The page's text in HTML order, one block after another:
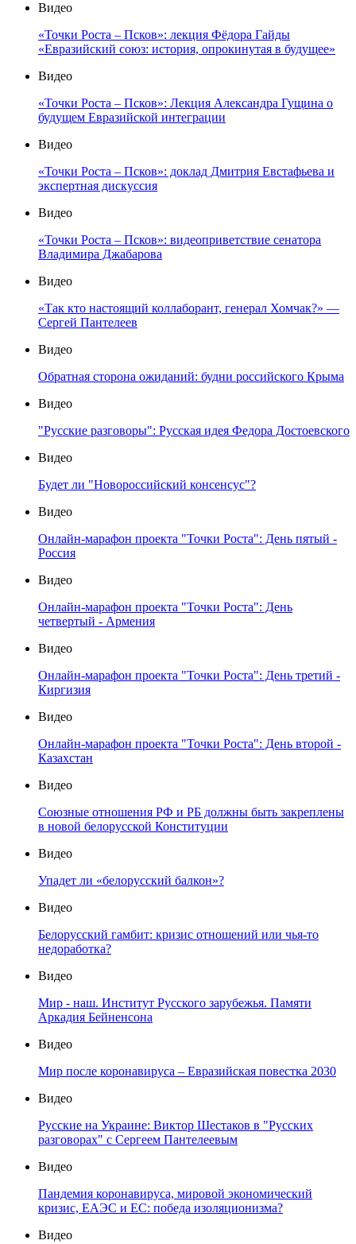
Видео
«Точки Роста – Псков»: лекция Фёдора Гайды
«Евразийский союз: история, опрокинутая в будущее»
Видео
«Точки Роста – Псков»: Лекция Александра Гущина о
будущем Евразийской интеграции
Видео
«Точки Роста – Псков»: доклад Дмитрия Евстафьева и
экспертная дискуссия
Видео
«Точки Роста – Псков»: видеоприветствие сенатора
Владимира Джабарова
Видео
«Так кто настоящий коллаборант, генерал Хомчак?» —
Сергей Пантелеев
Видео
Обратная сторона ожиданий: будни российского Крыма
Видео
"Русские разговоры": Русская идея Федора Достоевского
Видео
Будет ли "Новороссийский консенсус"?
Видео
Онлайн-марафон проекта "Точки Роста": День пятый -
Россия
Видео
Онлайн-марафон проекта "Точки Роста": День
четвертый - Армения
Видео
Онлайн-марафон проекта "Точки Роста": День третий -
Киргизия
Видео
Онлайн-марафон проекта "Точки Роста": День второй -
Казахстан
Видео
Союзные отношения РФ и РБ должны быть закреплены
в новой белорусской Конституции
Видео
Упадет ли «белорусский балкон»?
Видео
Белорусский гамбит: кризис отношений или чья-то
недоработка?
Видео
Мир - наш. Институт Русского зарубежья. Памяти
Аркадия Бейненсона
Видео
Мир после коронавируса – Евразийская повестка 2030
Видео
Русские на Украине: Виктор Шестаков в "Русских
разговорах" с Сергеем Пантелеевым
Видео
Пандемия коронавируса, мировой экономический
кризис, ЕАЭС и ЕС: победа изоляционизма?
Видео